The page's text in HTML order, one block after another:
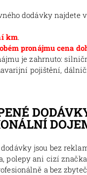
dodávky najdete
km.
pronájmu cena
je zahrnuto:
pojištění,
jsou bez
polepy ani cizí
a bez